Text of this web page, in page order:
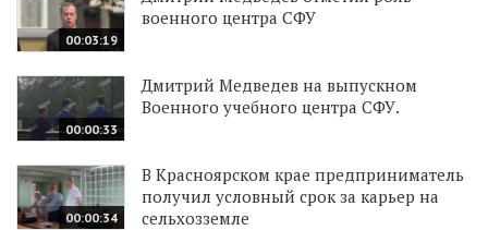
00:03:19
военного центра СФУ
00:00:33
Дмитрий Медведев на выпускном
Военного учебного центра СФУ.
00:00:34
В Красноярском крае предприниматель
получил условный срок за карьер на
сельхозземле